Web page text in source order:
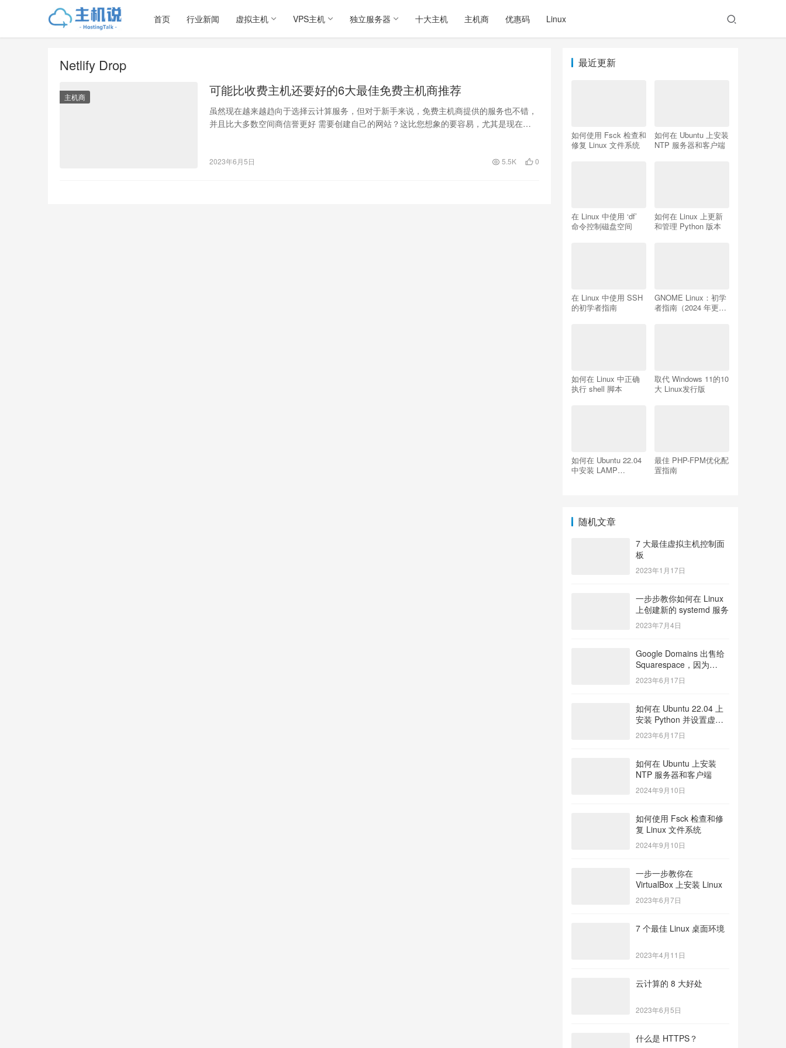
首页 行业新闻 虚拟主机 VPS主机 独立服务器 十大主机 主机商 优惠码 Linux
Netlify Drop
主机商 可能比收费主机还要好的6大最佳免费主机商推荐
虽然现在越来越趋向于选择云计算服务，但对于新手来说，免费主机商提供的服务也不错，
并且比大多数空间商信誉更好 需要创建自己的网站？这比您想象的要容易，尤其是现在有
2023年6月5日 5.5K 0
最近更新
如何使用 Fsck 检查和
修复 Linux 文件系统
如何在 Ubuntu 上安装
NTP 服务器和客户端
在 Linux 中使用 ‘df’
命令控制磁盘空间
如何在 Linux 上更新
和管理 Python 版本
在 Linux 中使用 SSH
的初学者指南
GNOME Linux：初学
者指南（2024 年更
如何在 Linux 中正确
执行 shell 脚本
取代 Windows 11的10
大 Linux发行版
如何在 Ubuntu 22.04
中安装 LAMP
最佳 PHP-FPM优化配
置指南
随机文章
7 大最佳虚拟主机控制面
板
2023年1月17日
一步步教你如何在 Linux
上创建新的 systemd 服务
2023年7月4日
Google Domains 出售给
Squarespace，因为
Google 出人意料地退出
了域名注册业务
2023年6月17日
如何在 Ubuntu 22.04 上
安装 Python 并设置虚拟
环境？
2023年6月17日
如何在 Ubuntu 上安装
NTP 服务器和客户端
2024年9月10日
如何使用 Fsck 检查和修
复 Linux 文件系统
2024年9月10日
一步一步教你在
VirtualBox 上安装 Linux
2023年6月7日
7 个最佳 Linux 桌面环境
2023年4月11日
云计算的 8 大好处
2023年6月5日
什么是 HTTPS？